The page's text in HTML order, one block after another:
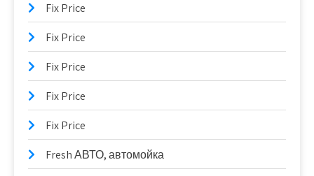
Fix Price
Fix Price
Fix Price
Fix Price
Fix Price
Fresh АВТО, автомойка